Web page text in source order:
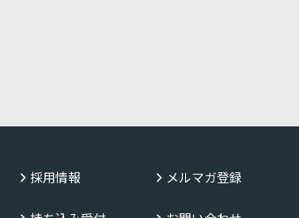
採用情報 メルマガ登録